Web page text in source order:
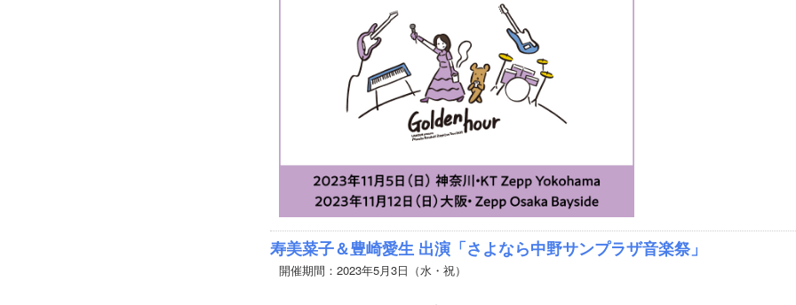
寿美菜子＆豊崎愛生 出演「さよなら中野サンプラザ音楽祭」
開催期間：2023年5月3日（水・祝）